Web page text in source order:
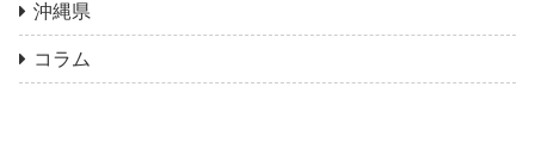
沖縄県
コラム